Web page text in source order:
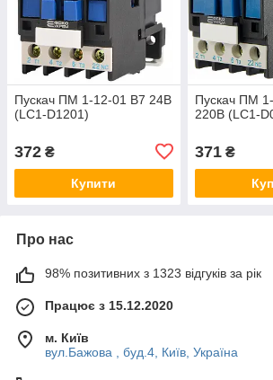
Пускач ПМ 1-12-01 B7 24B
(LC1-D1201)
372 ₴
Купити
Пускач ПМ
220B (LC1-
371₴
Про нас
98% позитивних з 1323 відгуків за рік
Працює з 15.12.2020
м. Київ
вул.Бажова , буд.4, Київ, Україна